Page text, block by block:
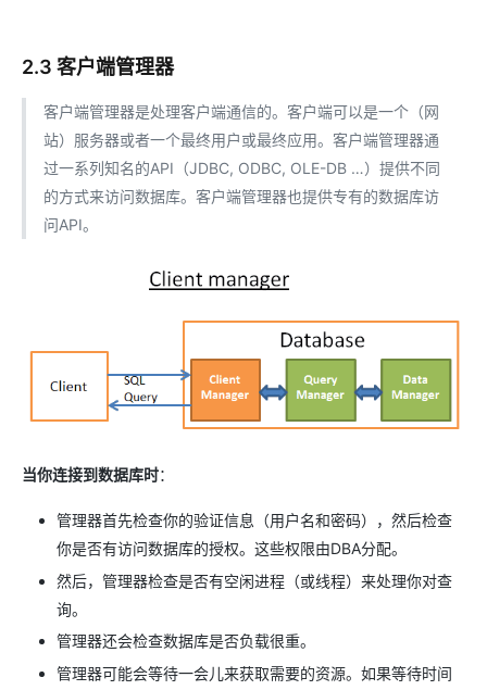
2.3 客户端管理器
客户端管理器是处理客户端通信的。客户端可以是一个（网
站）服务器或者一个最终用户或最终应用。客户端管理器通
过一系列知名的API（JDBC, ODBC, OLE-DB …）提供不同
的方式来访问数据库。客户端管理器也提供专有的数据库访
问API。
当你连接到数据库时：
管理器首先检查你的验证信息（用户名和密码），然后检查
你是否有访问数据库的授权。这些权限由DBA分配。
然后，管理器检查是否有空闲进程（或线程）来处理你对查
询。
管理器还会检查数据库是否负载很重。
管理器可能会等待一会儿来获取需要的资源。如果等待时间